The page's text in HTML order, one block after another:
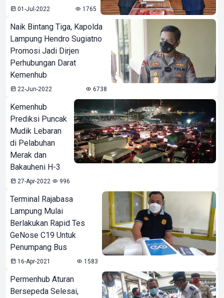
01-Jul-2022 1765
Naik Bintang Tiga, Kapolda
Lampung Hendro Sugiatno
Promosi Jadi Dirjen
Perhubungan Darat
Kemenhub
22-Jun-2022 6738
Kemenhub
Prediksi Puncak
Mudik Lebaran
di Pelabuhan
Merak dan
Bakauheni H-3
27-Apr-2022 996
Terminal Rajabasa
Lampung Mulai
Berlakukan Rapid Tes
GeNose C19 Untuk
Penumpang Bus
16-Apr-2021 1583
Permenhub Aturan
Bersepeda Selesai,